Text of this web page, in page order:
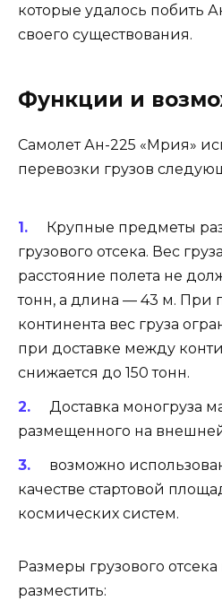
которые удалось побить
своего существования.
Функции и
Самолет Ан-225 «Мрия»
перевозки грузов
Крупные предметы
грузового отсека. Вес
расстояние полета не
тонн, а длина — 43 м. При
континента вес груза
при доставке между
снижается до 150 тонн.
Доставка моногруза
размещенного на
возможно
качестве стартовой
космических систем.
Размеры грузового
разместить: